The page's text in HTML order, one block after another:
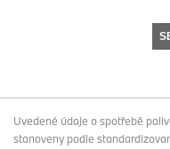
Uvedené údaje o spotřebě
stanoveny podle